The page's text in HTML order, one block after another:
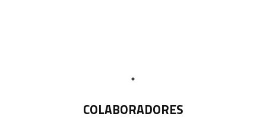
COLABORADORES